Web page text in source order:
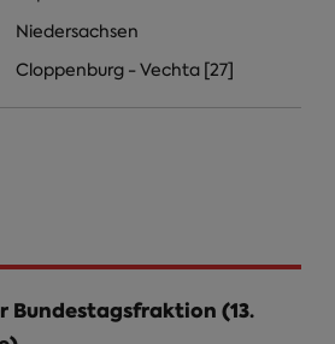
Niedersachsen
Cloppenburg - Vechta [27]
Bundestagsfraktion (13.